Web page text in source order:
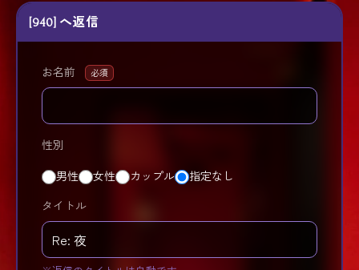
[940] へ返信
お名前 必須
性別
男性 女性 カップル 指定なし
タイトル